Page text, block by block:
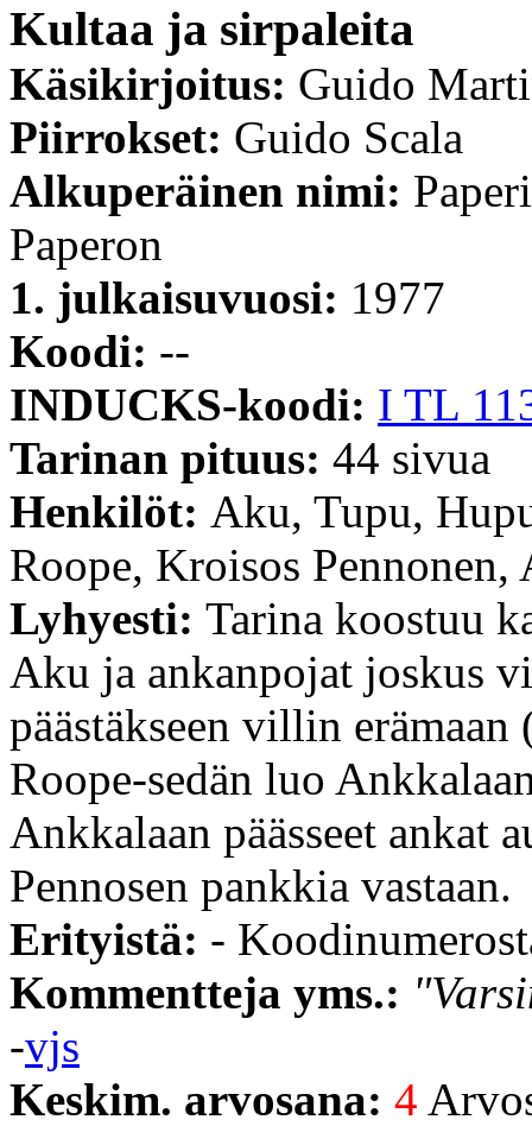
Kultaa ja sirpaleita
Käsikirjoitus: Guido
Piirrokset: Guido Scala
Alkuperäinen nimi:
Paperon
1. julkaisuvuosi: 1977
Koodi: --
INDUCKS-koodi: I TL
Tarinan pituus: 44 sivua
Henkilöt: Aku, Tupu,
Roope, Kroisos Pennonen,
Lyhyesti: Tarina koostuu
Aku ja ankanpojat joskus
päästäkseen villin
Roope-sedän luo
Ankkalaan päässeet ankat
Pennosen pankkia vastaan.
Erityistä: -
Kommentteja yms.:
-vjs
Keskim. arvosana: 4